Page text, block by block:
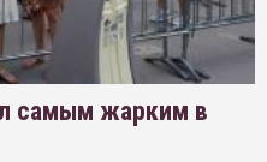
самым жарким в